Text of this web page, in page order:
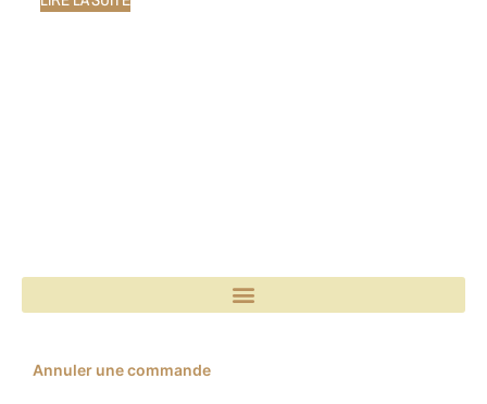
Annuler une commande